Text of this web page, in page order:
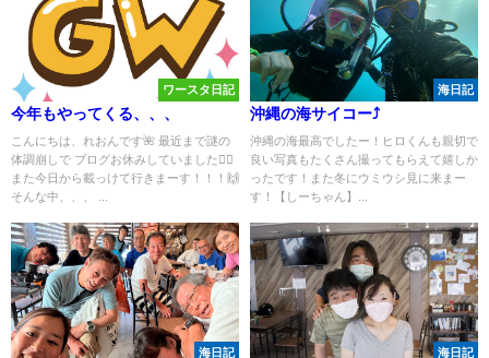
ワースタ日記
今年もやってくる、、、
こんにちは、れおんです🌺 最近まで謎の
体調崩しで ブログお休みしていました🙇‍♂️
また今日から載っけて行きまーす！！！🙌
そんな中、、、 ...
海日記
沖縄の海サイコー⤴
沖縄の海最高でしたー！ヒロくんも親切で
良い写真もたくさん撮ってもらえて嬉しか
ったです！また冬にウミウシ見に来まー
す！【しーちゃん】...
海日記 海日記